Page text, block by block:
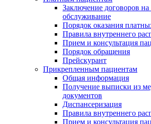
Заключение договоров на
обслуживание
Порядок оказания
Правила внутреннего
Прием и консультация
Порядок обращения
Прейскурант
Прикрепленным пациентам
Общая информация
Получение выписки из
документов
Диспансеризация
Правила внутреннего
Прием и консультация